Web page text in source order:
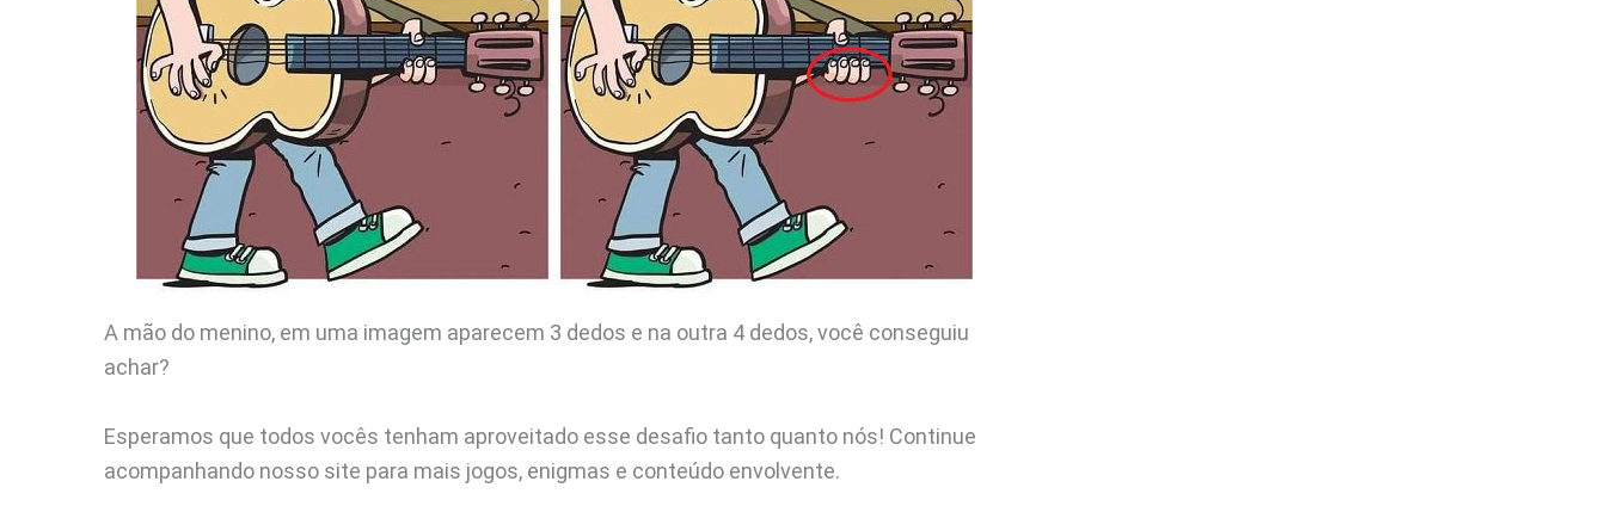
A mão do menino, em uma imagem aparecem 3 dedos e na outra 4 dedos, você conseguiu
achar?
Esperamos que todos vocês tenham aproveitado esse desafio tanto quanto nós! Continue
acompanhando nosso site para mais jogos, enigmas e conteúdo envolvente.